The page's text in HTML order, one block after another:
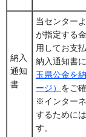
納入
通知
書
当センター
が指定する
用してお支
納入通知書
玉県公金を
ージ） をご
※インター
するために
す。